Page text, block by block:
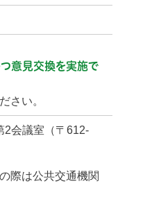
意見交換を実施で
さい。
2会議室（〒612-
際は公共交通機関